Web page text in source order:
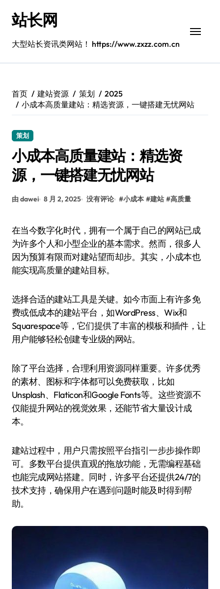
站长网
大型站长资讯类网站！ https://www.zxzz.com.cn
首页 建站资源 策划
2025
小成本高质量建站：精选资源，一键搭建无忧网站
策划
小成本高质量建站：精选资
源，一键搭建无忧网站
由 dawei 8 月 2, 2025 没有评论 #小成本 #建站 #高质量
在当今数字化时代，拥有一个属于自己的网站已成
为许多个人和小型企业的基本需求。然而，很多人
因为预算有限而对建站望而却步。其实，小成本也
能实现高质量的建站目标。
选择合适的建站工具是关键。如今市面上有许多免
费或低成本的建站平台，如WordPress、Wix和
Squarespace等，它们提供了丰富的模板和插件，让
用户能够轻松创建专业级的网站。
除了平台选择，合理利用资源同样重要。许多优秀
的素材、图标和字体都可以免费获取，比如
Unsplash、Flaticon和Google Fonts等。这些资源不
仅能提升网站的视觉效果，还能节省大量设计成
本。
建站过程中，用户只需按照平台指引一步步操作即
可。多数平台提供直观的拖放功能，无需编程基础
也能完成网站搭建。同时，许多平台还提供24/7的
技术支持，确保用户在遇到问题时能及时得到帮
助。